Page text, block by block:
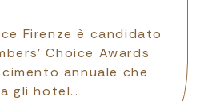
Firenze è candidato
Choice Awards
annuale che
gli hotel…
a vivere Firenze con
charme. Fino al 30
prenotare la
I Prefe…